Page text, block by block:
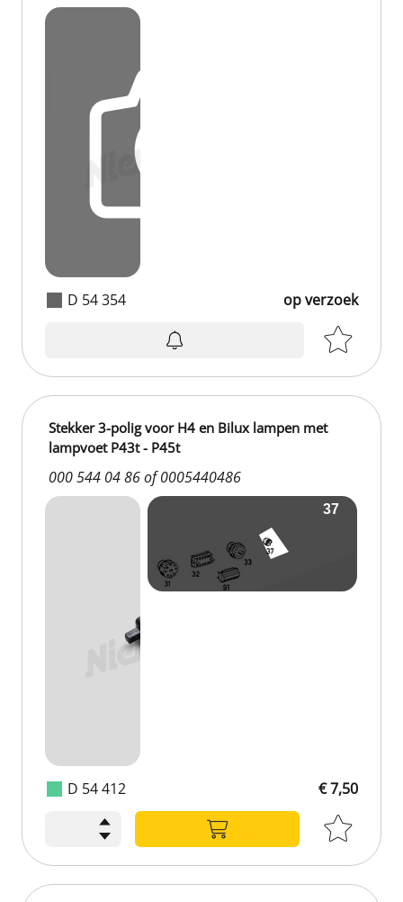
D 54 354 op verzoek
D 54 412
Stekker 3-polig voor H4 en Bilux lampen met
lampvoet P43t - P45t
000 544 04 86 of 0005440486
€ 7,50